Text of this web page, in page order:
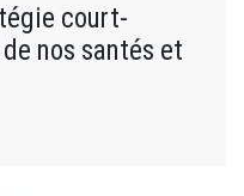
court-
nos santés et